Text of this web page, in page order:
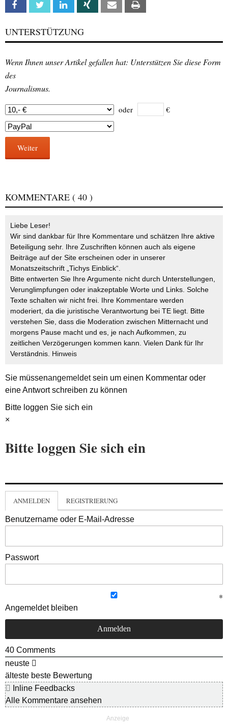
Facebook Twitter Linkedin Xing Email
UNTERSTÜTZUNG
Wenn Ihnen unser Artikel gefallen hat: Unterstützen Sie diese Form
des
Journalismus.
oder €
Weiter
KOMMENTARE ( 40 )
Liebe Leser!
Wir sind dankbar für Ihre Kommentare und schätzen Ihre aktive
Beteiligung sehr. Ihre Zuschriften können auch als eigene
Beiträge auf der Site erscheinen oder in unserer
Monatszeitschrift „Tichys Einblick“.
Bitte entwerten Sie Ihre Argumente nicht durch Unterstellungen,
Verunglimpfungen oder inakzeptable Worte und Links. Solche
Texte schalten wir nicht frei. Ihre Kommentare werden
moderiert, da die juristische Verantwortung bei TE liegt. Bitte
verstehen Sie, dass die Moderation zwischen Mitternacht und
morgens Pause macht und es, je nach Aufkommen, zu
zeitlichen Verzögerungen kommen kann. Vielen Dank für Ihr
Verständnis. Hinweis
Sie müssenangemeldetsein um einen Kommentar oder
eine Antwort schreiben zu können
Bitte loggen Sie sich ein
×
Bitte loggen Sie sich ein
ANMELDEN REGISTRIERUNG
Benutzername oder E-Mail-Adresse
Passwort
Angemeldet bleiben
40 Comments
neuste
älteste beste Bewertung
Inline Feedbacks
Alle Kommentare ansehen